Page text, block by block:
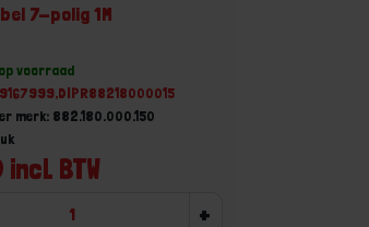
7-polig 1M
voorraad
merk: 882.180.000.150
BTW
+